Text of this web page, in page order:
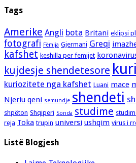
Tags
Amerike Angli bota Britani eklipsi
fotografi Fëmija Gjermani Greqi
kafshet keshilla per femijet
kujdesje shendetesore
kuriozitete nga kafshet Luani mace
Njeriu qeni semundje shendeti
shpëton Shqiperi Sonda studime
reja Toka trupin universi ushqim virus i
Listë Blogjesh